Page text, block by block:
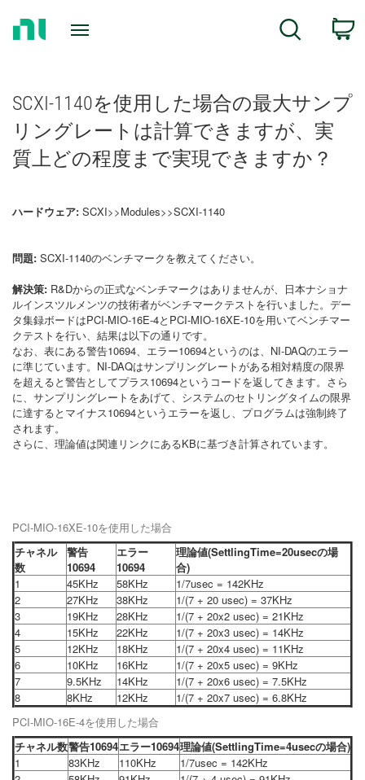
Search
SCXI-1140を使用した場合の最大サンプ
リングレートは計算できますが、実
質上どの程度まで実現できますか？
ハードウェア: SCXI>>Modules>>SCXI-1140
問題: SCXI-1140のベンチマークを教えてください。
解決策: R&Dからの正式なベンチマークはありませんが、日本ナショナ
ルインスツルメンツの技術者がベンチマークテストを行いました。デー
タ集録ボードはPCI-MIO-16E-4とPCI-MIO-16XE-10を用いてベンチマー
クテストを行い、結果は以下の通りです。
なお、表にある警告10694、エラー10694というのは、NI-DAQのエラー
に準じています。NI-DAQはサンプリングレートがある相対精度の限界
を超えると警告としてプラス10694というコードを返してきます。さら
に、サンプリングレートをあげて、システムのセトリングタイムの限界
に達するとマイナス10694というエラーを返し、プログラムは強制終了
されます。
さらに、理論値は関連リンクにあるKBに基づき計算されています。
PCI-MIO-16XE-10を使用した場合
チャネル
数
警告
10694
エラー
10694
理論値(SettlingTime=20usecの場
合)
1
45KHz 58KHz
1/7usec = 142KHz
2
27KHz 38KHz
1/(7 + 20 usec) = 37KHz
3
19KHz 28KHz
1/(7 + 20x2 usec) = 21KHz
4
15KHz 22KHz
1/(7 + 20x3 usec) = 14KHz
5
12KHz 18KHz
1/(7 + 20x4 usec) = 11KHz
6
10KHz 16KHz
1/(7 + 20x5 usec) = 9KHz
7
9.5KHz 14KHz
1/(7 + 20x6 usec) = 7.5KHz
8
8KHz 12KHz
1/(7 + 20x7 usec) = 6.8KHz
PCI-MIO-16E-4を使用した場合
チャネル数警告10694エラー10694理論値(SettlingTime=4usecの場合)
1
83KHz 110KHz
1/7usec = 142KHz